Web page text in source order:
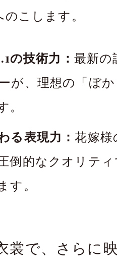
こします。
の技術力： 最新の
が、理想の「ぼ
。
る表現力：花嫁
倒的なクオリテ
す。
裳で、さらに